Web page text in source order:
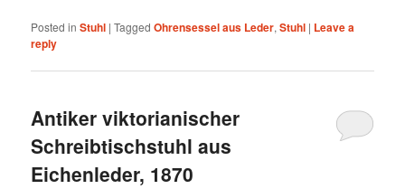
Posted in Stuhl |Tagged Ohrensessel aus Leder,Stuhl | Leave a
reply
Antiker viktorianischer
Schreibtischstuhl aus
Eichenleder, 1870